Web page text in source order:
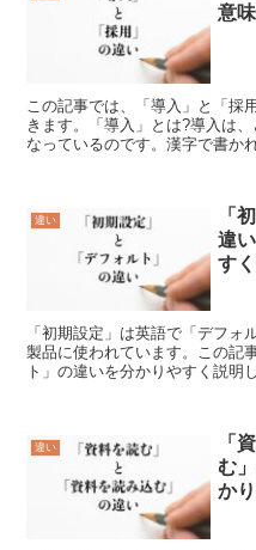
意
この記事では、「導入」と「採
きます。「導入」とは?導入は
なっているのです。漢字で書か
違い
「
違
す
「初期設定」は英語で「デフ
製品に使われています。この記
ト」の違いを分かりやすく説明
違い
「
む
か